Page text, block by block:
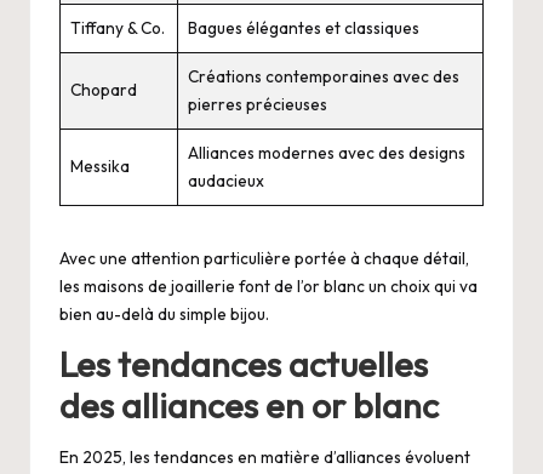
Tiffany & Co. Bagues élégantes et classiques
Chopard
Créations contemporaines avec des
pierres précieuses
Messika
Alliances modernes avec des designs
audacieux
Avec une attention particulière portée à chaque détail,
les maisons de joaillerie font de l’or blanc un choix qui va
bien au-delà du simple bijou.
Les tendances actuelles
des alliances en or blanc
En 2025, les tendances en matière d’alliances évoluent